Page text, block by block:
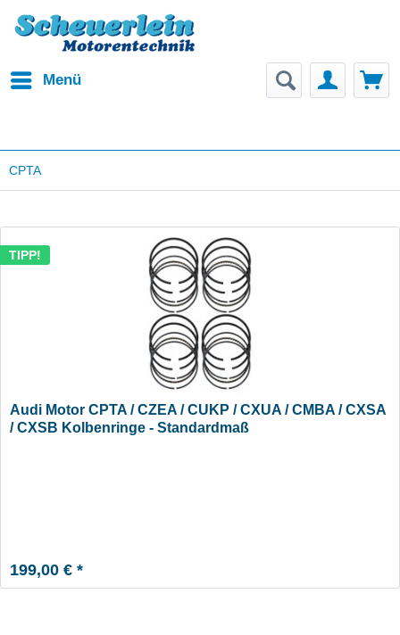
Menü
CPTA
TIPP!
Audi Motor CPTA / CZEA / CUKP / CXUA / CMBA / CXSA
/ CXSB Kolbenringe - Standardmaß
199,00 € *